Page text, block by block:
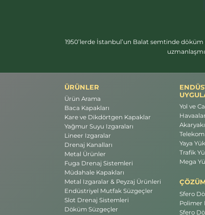
1950’lerde İstanbul’un Balat semtinde
ÜRÜNLER
Ürün Arama
Baca Kapakları
Kare ve Dikdörtgen Kapaklar
Yağmur Suyu Izgaraları
Lineer Izgaralar
Drenaj Kanalları
Metal Ürünler
Fuga Drenaj Sistemleri
Müdahale Kapakları
Metal Izgaralar & Peyzaj Ürünleri
Endüstriyel Mutfak Süzgeçler
Slot Drenaj Sistemleri
Döküm Süzgeçler
Yol ve
Yaya Yük
Trafik
Mega
Sfero
Polimer
Sfero